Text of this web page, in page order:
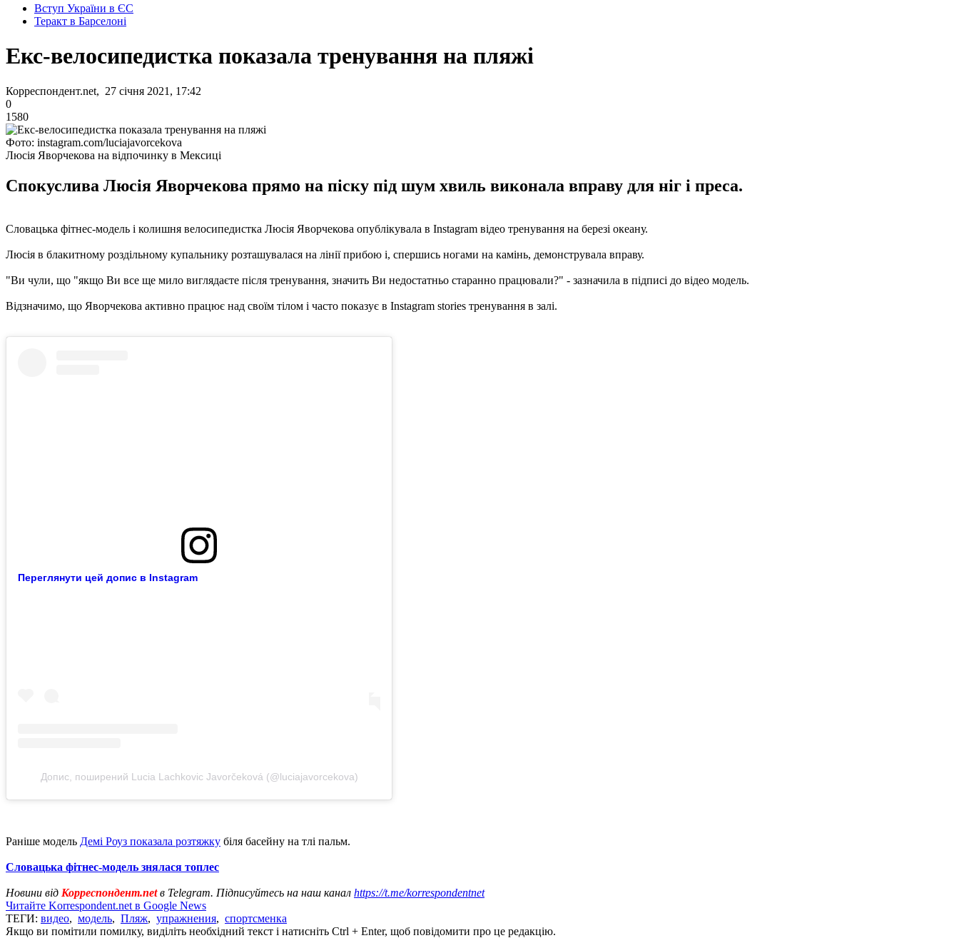
Вступ України в ЄС
Теракт в Барселоні
Екс-велосипедистка показала тренування на пляжі
Корреспондент.net, 27 січня 2021, 17:42
0
1580
Фото: instagram.com/luciajavorcekova
Люсія Яворчекова на відпочинку в Мексиці
Спокуслива Люсія Яворчекова прямо на піску під шум хвиль виконала вправу для ніг і преса.
Словацька фітнес-модель і колишня велосипедистка Люсія Яворчекова опублікувала в Instagram відео тренування на березі океану.
Люсія в блакитному роздільному купальнику розташувалася на лінії прибою і, спершись ногами на камінь, демонструвала вправу.
"Ви чули, що "якщо Ви все ще мило виглядаєте після тренування, значить Ви недостатньо старанно працювали?" - зазначила в підписі до відео модель.
Відзначимо, що Яворчекова активно працює над своїм тілом і часто показує в Instagram stories тренування в залі.
Переглянути цей допис в Instagram
Допис, поширений Lucia Lachkovic Javorčeková (@luciajavorcekova)
Раніше модель Демі Роуз показала розтяжку біля басейну на тлі пальм.
Словацька фітнес-модель знялася топлес
Новини від Корреспондент.netв Telegram. Підписуйтесь на наш канал https://t.me/korrespondentnet
Читайте Korrespondent.net в Google News
ТЕГИ: видео, модель, Пляж, упражнения, спортсменка
Якщо ви помітили помилку, виділіть необхідний текст і натисніть Ctrl + Enter, щоб повідомити про це редакцію.